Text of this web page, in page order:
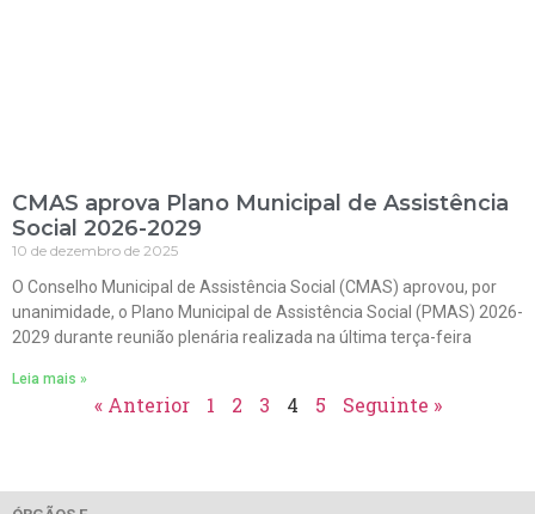
CMAS aprova Plano Municipal de Assistência
Social 2026-2029
10 de dezembro de 2025
O Conselho Municipal de Assistência Social (CMAS) aprovou, por
unanimidade, o Plano Municipal de Assistência Social (PMAS) 2026-
2029 durante reunião plenária realizada na última terça-feira
Leia mais »
« Anterior 1 2 3 4 5 Seguinte »